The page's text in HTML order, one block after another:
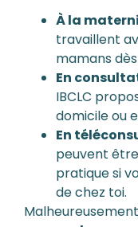
À la
travaillent
mamans
En
IBCLC
domicile ou
En
peuvent
pratique si
de chez toi.